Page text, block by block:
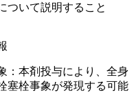
：本剤投与により、全身
塞栓事象が発現する可能
ついて説明すること